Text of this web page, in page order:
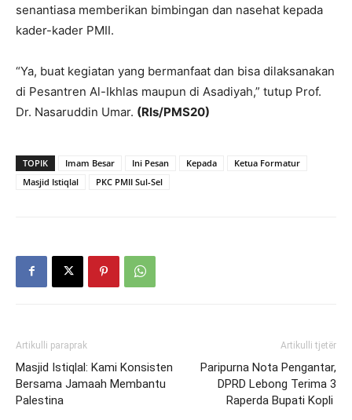
senantiasa memberikan bimbingan dan nasehat kepada
kader-kader PMII.
“Ya, buat kegiatan yang bermanfaat dan bisa dilaksanakan
di Pesantren Al-Ikhlas maupun di Asadiyah,” tutup Prof.
Dr. Nasaruddin Umar. (Rls/PMS20)
TOPIK Imam Besar Ini Pesan Kepada
Ketua Formatur
Masjid Istiqlal
PKC PMII Sul-Sel
Artikulli paraprak
Masjid Istiqlal: Kami Konsisten
Bersama Jamaah Membantu
Palestina
Artikulli tjetër
Paripurna Nota Pengantar,
DPRD Lebong Terima 3
Raperda Bupati Kopli